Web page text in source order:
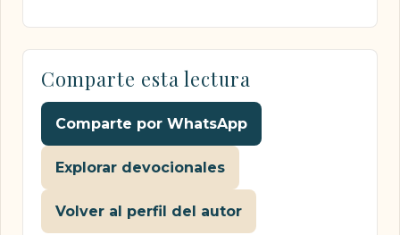
Comparte esta lectura
Comparte por WhatsApp
Explorar devocionales
Volver al perfil del autor